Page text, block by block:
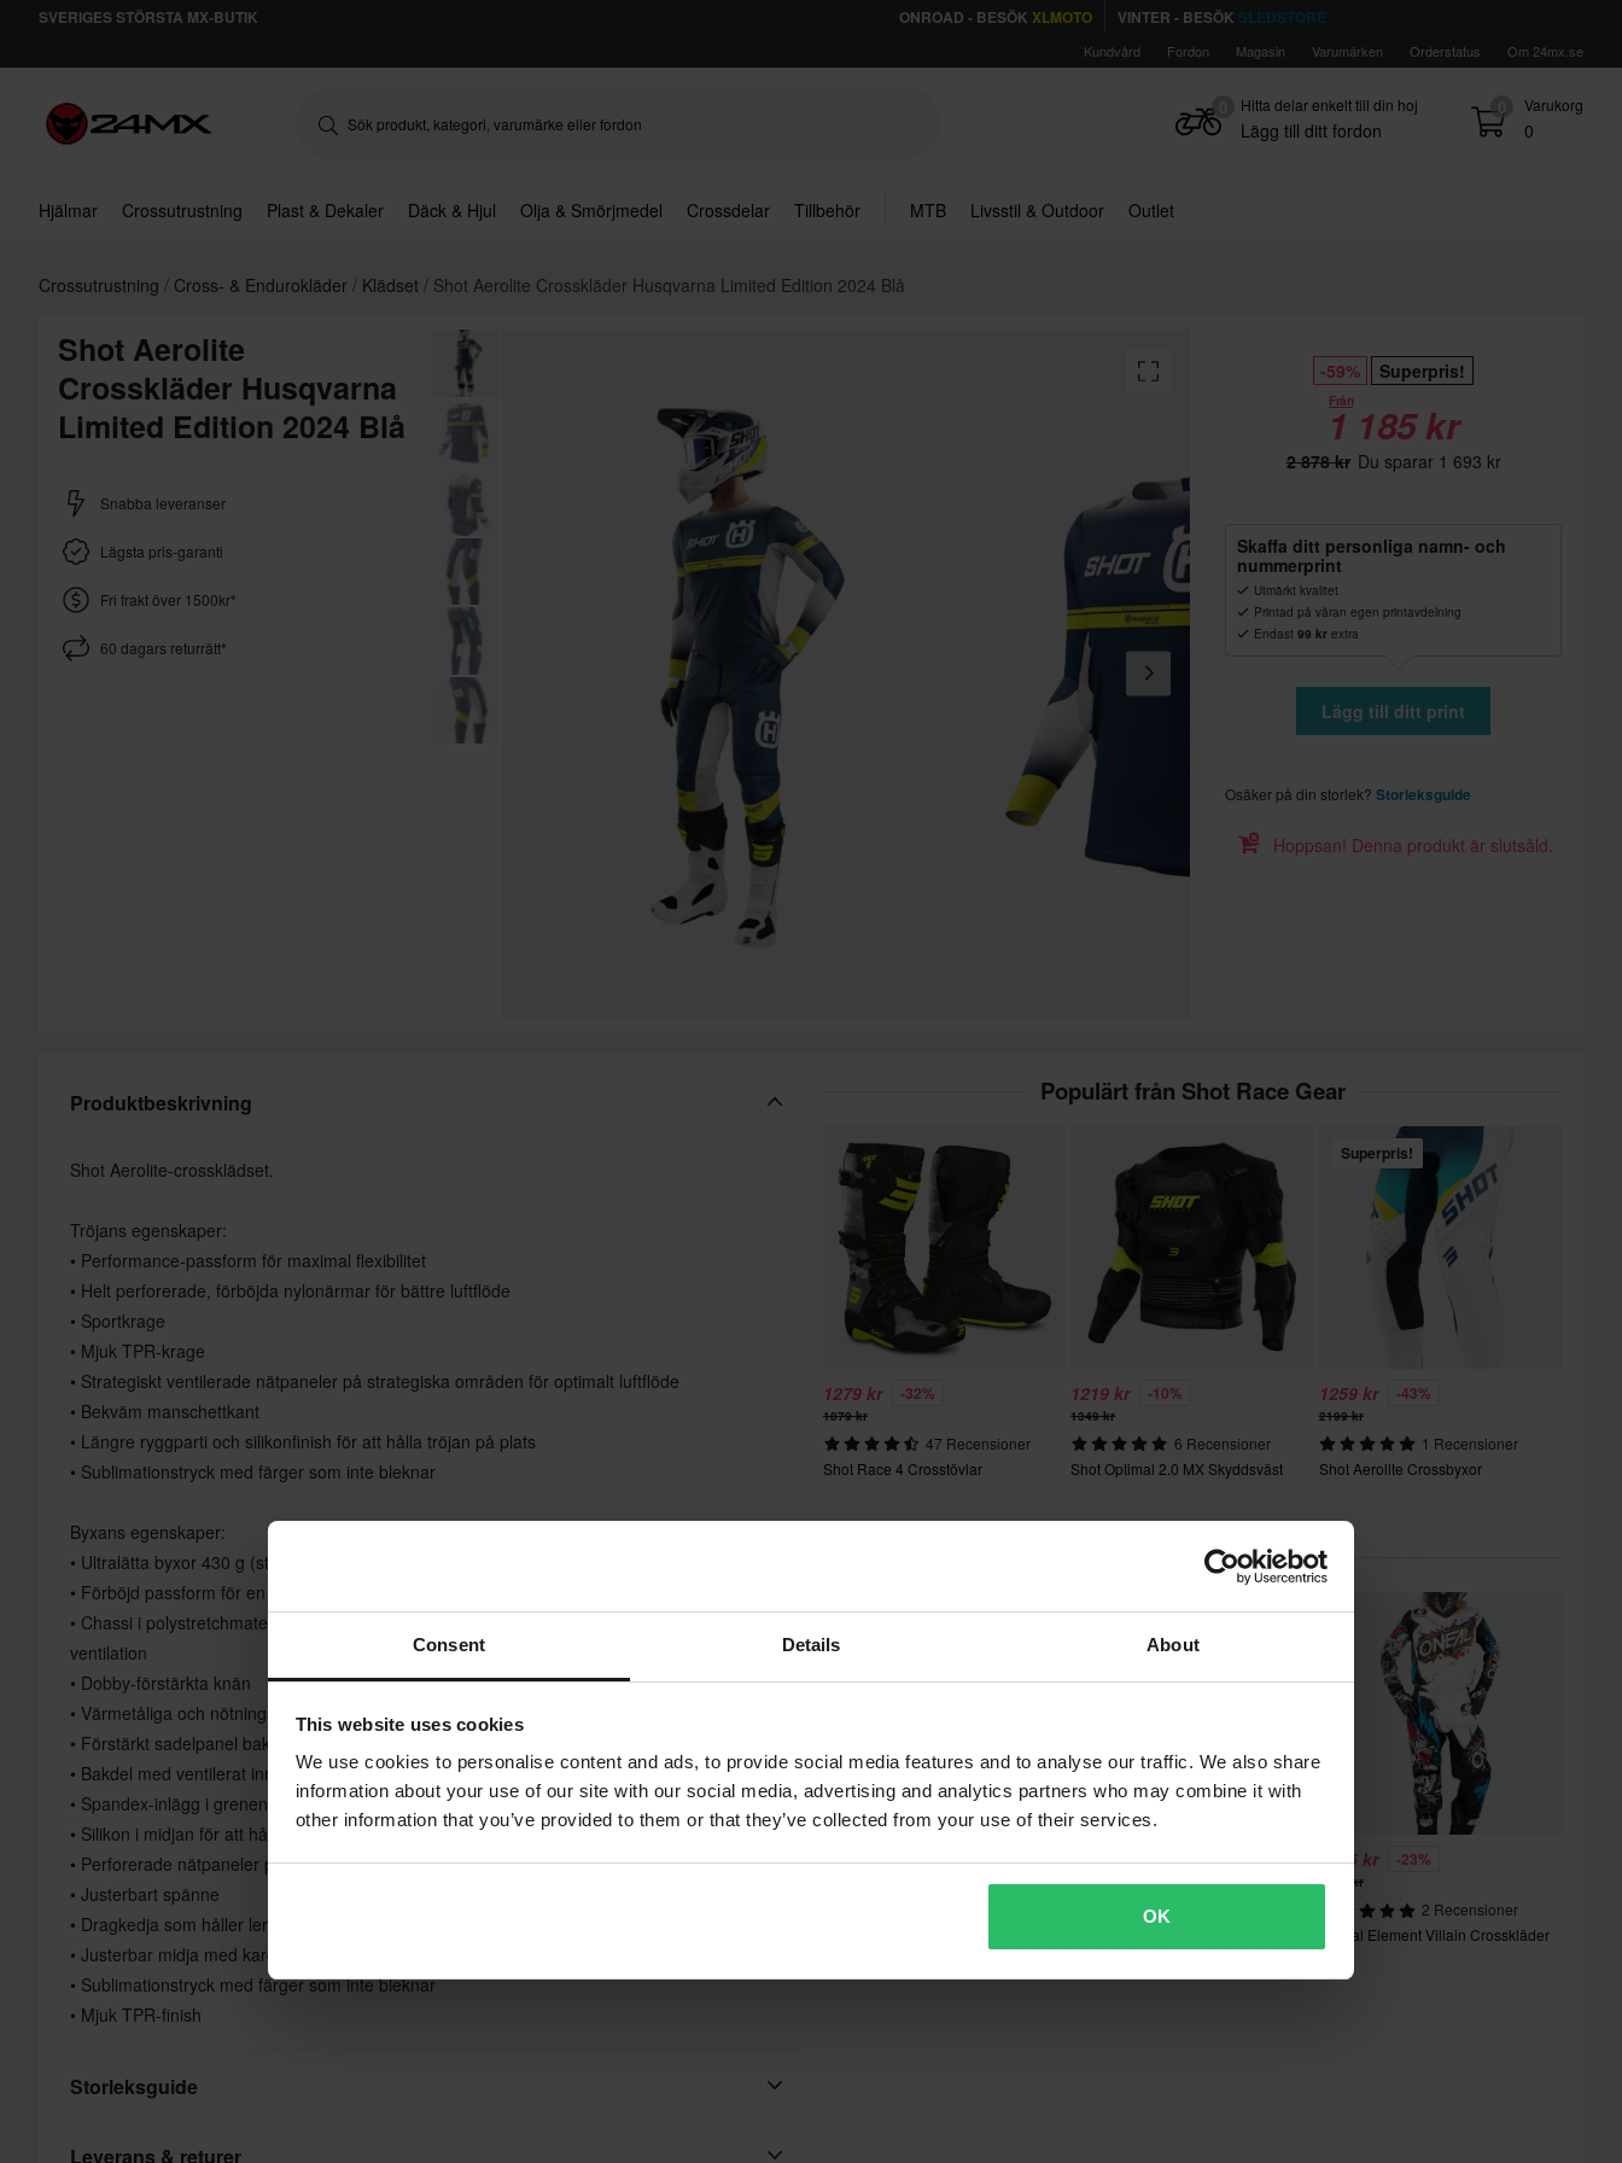
Consent Details About
This website uses cookies
We use cookies to personalise content and ads, to provide social media features and to analyse our traffic. We also share
information about your use of our site with our social media, advertising and analytics partners who may combine it with
other information that you’ve provided to them or that they’ve collected from your use of their services.
OK
SVERIGES STÖRSTA MX-BUTIK ONROAD - BESÖK XLMOTO VINTER - BESÖK SLEDSTORE
Kundvård Fordon Magasin Varumärken Orderstatus Om 24mx.se
0 Varukorg
0
Hitta delar enkelt till din hoj
Lägg till ditt fordon
Hjälmar Crossutrustning Plast & Dekaler Däck & Hjul Olja & Smörjmedel Crossdelar Tillbehör MTB Livsstil & Outdoor Outlet
Crossutrustning Cross- & Endurokläder Klädset Shot Aerolite Crosskläder Husqvarna Limited Edition 2024 Blå
Shot Aerolite
Crosskläder Husqvarna
Limited Edition 2024 Blå
Snabba leveranser
Lägsta pris-garanti
Fri frakt över 1500kr*
60 dagars returrätt*
-59% Superpris!
Från
1 185 kr
2 878 kr Du sparar 1 693 kr
Skaffa ditt personliga namn- och
nummerprint
Utmärkt kvalitet
Printad på våran egen printavdelning
Endast 99 kr extra
Lägg till ditt print
Osäker på din storlek? Storleksguide
Hoppsan! Denna produkt är slutsåld.
Produktbeskrivning
Shot Aerolite-crossklädset.
Tröjans egenskaper:
• Performance-passform för maximal flexibilitet
• Helt perforerade, förböjda nylonärmar för bättre luftflöde
• Sportkrage
• Mjuk TPR-krage
• Strategiskt ventilerade nätpaneler på strategiska områden för optimalt luftflöde
• Bekväm manschettkant
• Längre ryggparti och silikonfinish för att hålla tröjan på plats
• Sublimationstryck med färger som inte bleknar
Byxans egenskaper:
• Ultralätta byxor 430 g (storlek 32)
• Förböjd passform för en intuitiv position på hojen.
• Chassi i polystretchmaterial ger flexibilitet och lätthet, och med laserperforering för
ventilation
• Dobby-förstärkta knän
• Värmetåliga och nötningsbeständiga läderpaneler
• Förstärkt sadelpanel bak
• Bakdel med ventilerat innerfoder
• Spandex-inlägg i grenen för bättre komfort och ökad rörlighet
• Silikon i midjan för att hålla tröjan på plats
• Perforerade nätpaneler på benens baksida för ett optimalt luftflöde
• Justerbart spänne
• Dragkedja som håller leran i schack
• Justerbar midja med kardborreband
• Sublimationstryck med färger som inte bleknar
• Mjuk TPR-finish
Storleksguide
Leverans & returer
Populärt från Shot Race Gear
1279 kr -32%
1879 kr
47 Recensioner
Shot Race 4 Crosstövlar
1219 kr -10%
1349 kr
6 Recensioner
Shot Optimal 2.0 MX Skyddsväst
Superpris!
1259 kr -43%
2199 kr
1 Recensioner
Shot Aerolite Crossbyxor
Du kanske också gillar
865 kr -28%
Superpris!
1599 kr -16%
1900 kr
Alpinestars Fluid Graphite
Crosskläder Svart-Silver
1225 kr -23%
1598 kr
2 Recensioner
O'Neal Element Villain Crosskläder
Barn